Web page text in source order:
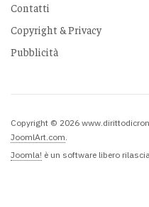
Contatti
Copyright & Privacy
Pubblicità
Copyright © 2026
JoomlArt.com
Joomla! è un software libero